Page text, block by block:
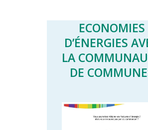
ECONOMIES
D’ÉNERGIES
LA
DE